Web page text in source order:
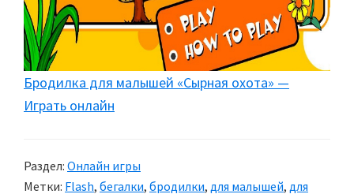
Бродилка для малышей «Сырная охота» —
Играть онлайн
Раздел: Онлайн игры
Метки: Flash, бегалки, бродилки, для малышей, для